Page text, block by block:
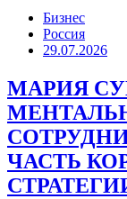
Бизнес
Россия
29.07.2026
МАРИЯ
ЧАСТЬ